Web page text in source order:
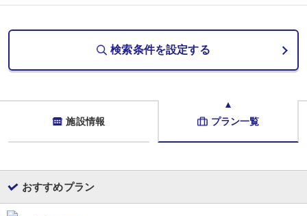
・フィットネスジム
・ビリヤード
・屋外流水プール【夏季限定】
当館では無料送迎バスのサービスをしております。
※ご利用の1時間前に予約要
・お送りバス
宇治山田駅、伊勢神宮（内宮・外宮）：9:00・10:00（毎日）
検索条件を設定する
施設情報 プラン一覧
おすすめプラン